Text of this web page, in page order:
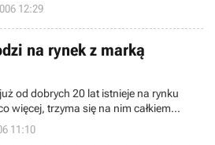
poduszkę podtrzymującą
12:29
na rynek z marką
od dobrych 20 lat istnieje na rynku
więcej, trzyma się na nim całkiem
swoje skrzydła niezależnych
oraz wydawać tworzone przez nich
11:10